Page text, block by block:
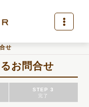
せ
お問合せ
STEP 3
完了